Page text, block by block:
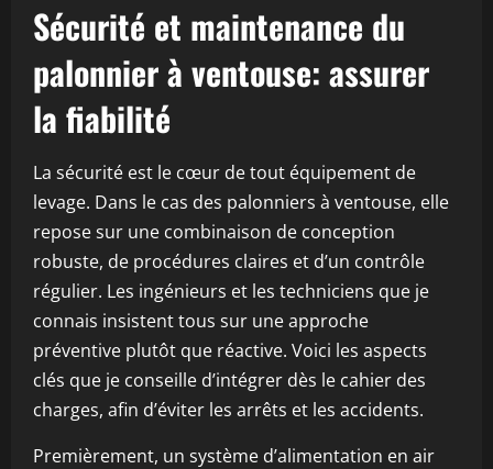
Sécurité et maintenance du
palonnier à ventouse: assurer
la fiabilité
La sécurité est le cœur de tout équipement de
levage. Dans le cas des palonniers à ventouse, elle
repose sur une combinaison de conception
robuste, de procédures claires et d’un contrôle
régulier. Les ingénieurs et les techniciens que je
connais insistent tous sur une approche
préventive plutôt que réactive. Voici les aspects
clés que je conseille d’intégrer dès le cahier des
charges, afin d’éviter les arrêts et les accidents.
Premièrement, un système d’alimentation en air